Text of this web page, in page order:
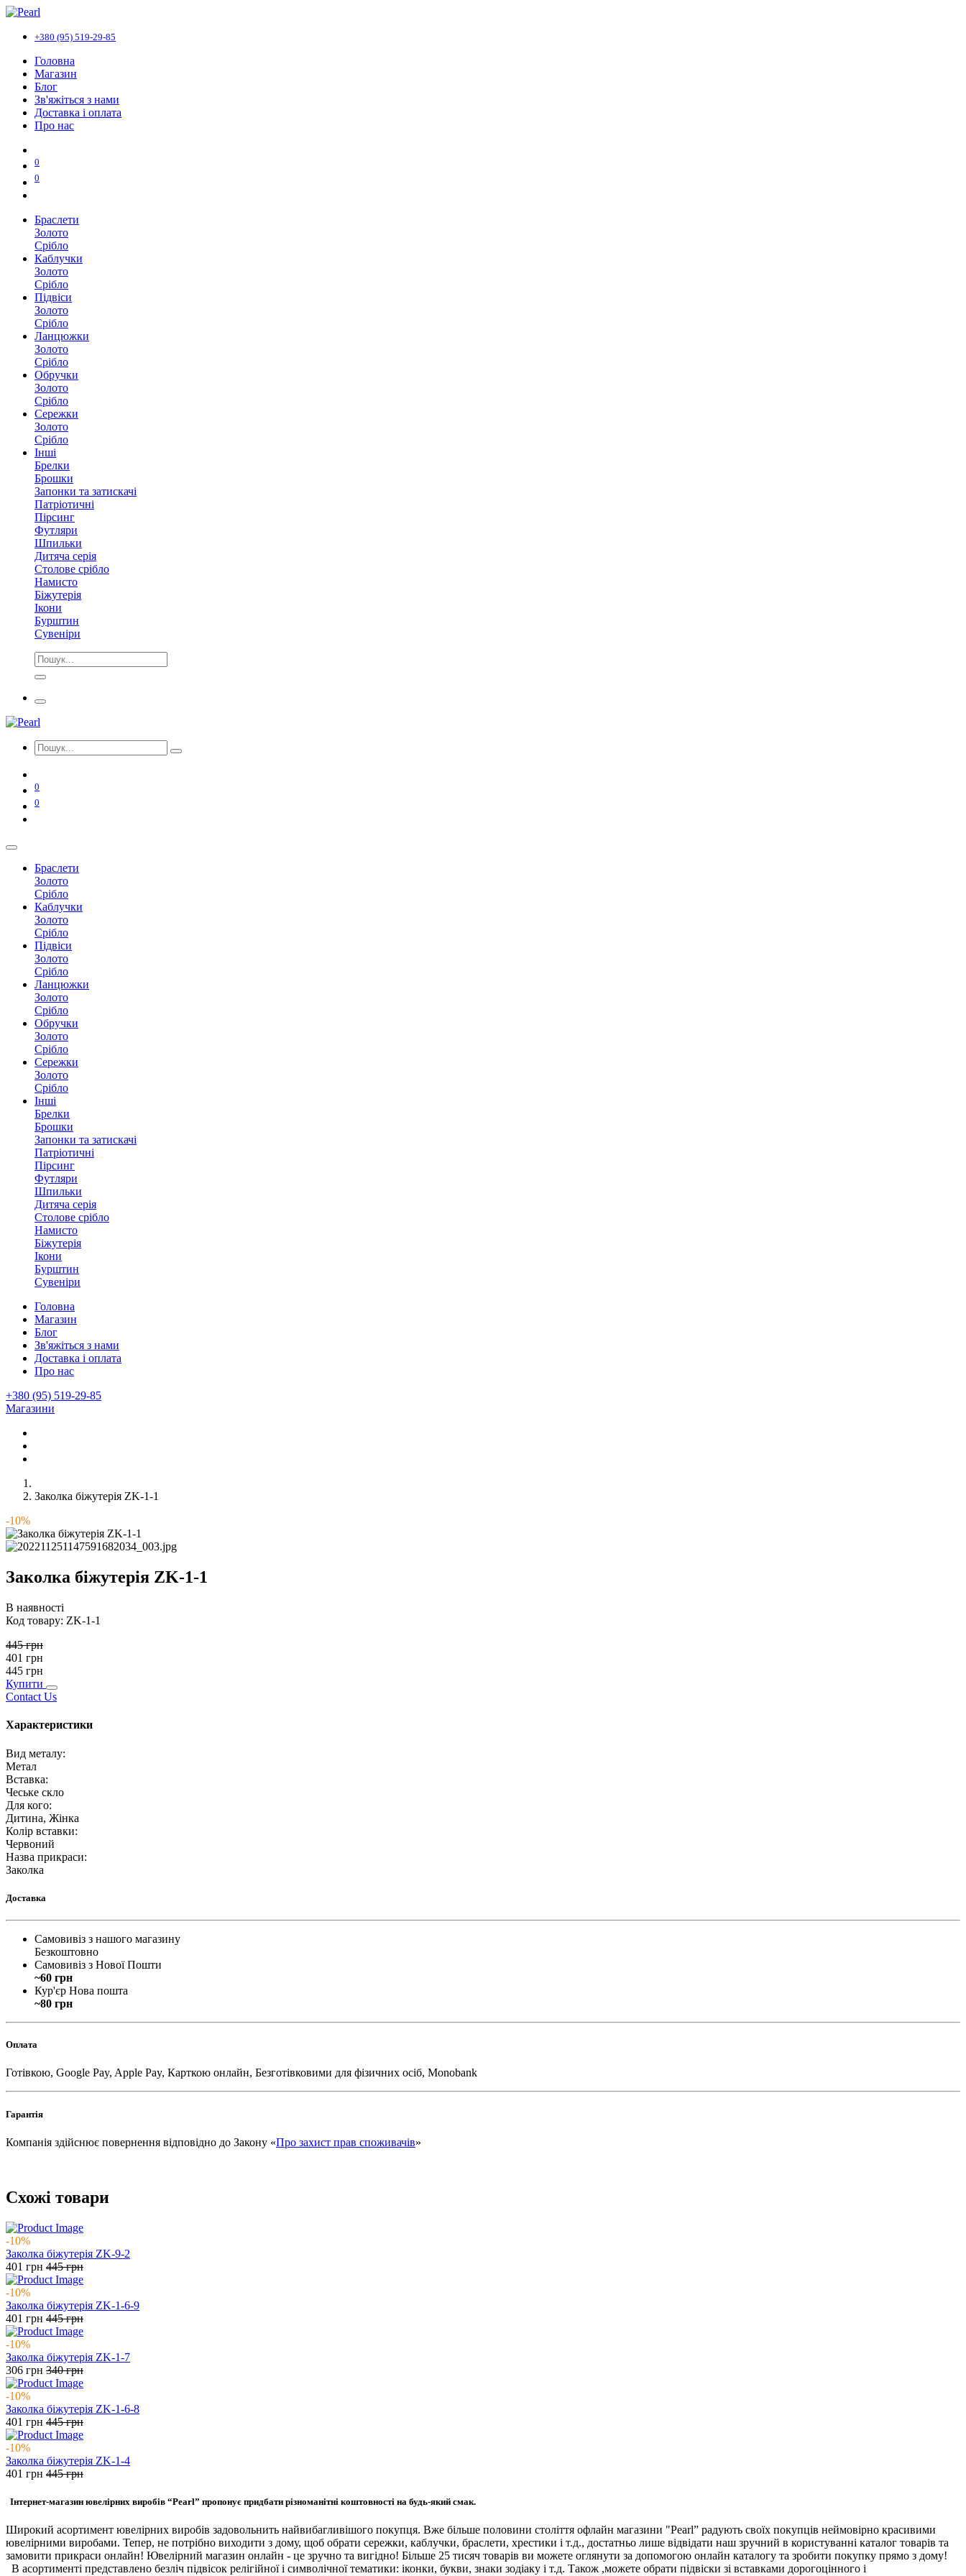
+380 (95) 519-29-85
Головна
Магазин
Блог
Зв'яжіться з нами
Доставка і оплата
Про нас
0
0
Браслети
Золото
Срібло
Каблучки
Золото
Срібло
Підвіси
Золото
Срібло
Ланцюжки
Золото
Срібло
Обручки
Золото
Срібло
Сережки
Золото
Срібло
Інші
Брелки
Брошки
Запонки та затискачі
Патріотичні
Пірсинг
Футляри
Шпильки
Дитяча серія
Столове срібло
Намисто
Біжутерія
Ікони
Бурштин
Сувеніри
0
0
Браслети
Золото
Срібло
Каблучки
Золото
Срібло
Підвіси
Золото
Срібло
Ланцюжки
Золото
Срібло
Обручки
Золото
Срібло
Сережки
Золото
Срібло
Інші
Брелки
Брошки
Запонки та затискачі
Патріотичні
Пірсинг
Футляри
Шпильки
Дитяча серія
Столове срібло
Намисто
Біжутерія
Ікони
Бурштин
Сувеніри
Головна
Магазин
Блог
Зв'яжіться з нами
Доставка і оплата
Про нас
+380 (95) 519-29-85
Магазини
Заколка біжутерія ZK-1-1
-10%
Заколка біжутерія ZK-1-1
В наявності
Код товару: ZK-1-1
445грн
401 грн
445 грн
Купити
Contact Us
Характеристики
Вид металу:
Метал
Вставка:
Чеське скло
Для кого:
Дитина, Жінка
Колір вставки:
Червоний
Назва прикраси:
Заколка
Доставка
Самовивіз з нашого магазину
Безкоштовно
Самовивіз з Нової Пошти
~60 грн
Кур'єр Нова пошта
~80 грн
Оплата
Готівкою, Google Pay, Apple Pay, Карткою онлайн, Безготівковими для фізичних осіб, Monobank
Гарантія
Компанія здійснює повернення відповідно до Закону «Про захист прав споживачів»
Схожі товари
-10%
Заколка біжутерія ZK-9-2
401 грн 445грн
-10%
Заколка біжутерія ZK-1-6-9
401 грн 445грн
-10%
Заколка біжутерія ZK-1-7
306 грн 340грн
-10%
Заколка біжутерія ZK-1-6-8
401 грн 445грн
-10%
Заколка біжутерія ZK-1-4
401 грн 445грн
Інтернет-магазин ювелірних виробів “Pearl” пропонує придбати різноманітні коштовності на будь-який смак.
Широкий асортимент ювелірних виробів задовольнить найвибагливішого покупця. Вже більше половини століття офлайн магазини "Pearl” радують своїх покупців неймовірно красивими
ювелірними виробами. Тепер, не потрібно виходити з дому, щоб обрати сережки, каблучки, браслети, хрестики і т.д., достатньо лише відвідати наш зручний в користуванні каталог товарів та
замовити прикраси онлайн! Ювелірний магазин онлайн - це зручно та вигідно! Більше 25 тисяч товарів ви можете оглянути за допомогою онлайн каталогу та зробити покупку прямо з дому!
В асортименті представлено безліч підвісок релігійної і символічної тематики: іконки, букви, знаки зодіаку і т.д. Також ,можете обрати підвіски зі вставками дорогоцінного і